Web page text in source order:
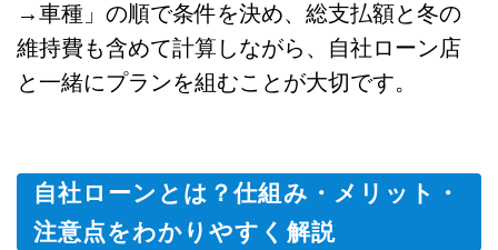
→車種」の順で条件を決め、総支払額と冬の
維持費も含めて計算しながら、自社ローン店
と一緒にプランを組むことが大切です。
自社ローンとは？仕組み・メリット・
注意点をわかりやすく解説